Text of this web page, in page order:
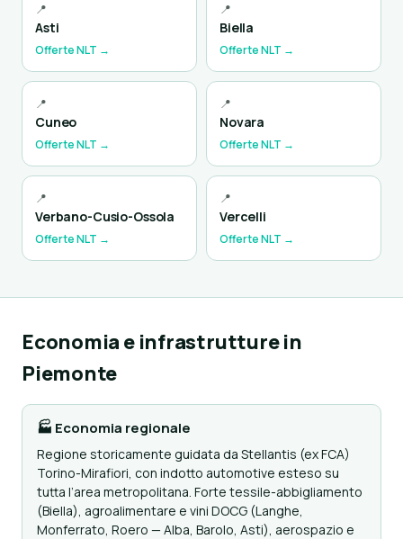
📍
Asti
Offerte NLT →
📍
Biella
Offerte NLT →
📍
Cuneo
Offerte NLT →
📍
Novara
Offerte NLT →
📍
Verbano-Cusio-Ossola
Offerte NLT →
📍
Vercelli
Offerte NLT →
Economia e infrastrutture in
Piemonte
🏭 Economia regionale
Regione storicamente guidata da Stellantis (ex FCA)
Torino-Mirafiori, con indotto automotive esteso su
tutta l’area metropolitana. Forte tessile-abbigliamento
(Biella), agroalimentare e vini DOCG (Langhe,
Monferrato, Roero — Alba, Barolo, Asti), aerospazio e